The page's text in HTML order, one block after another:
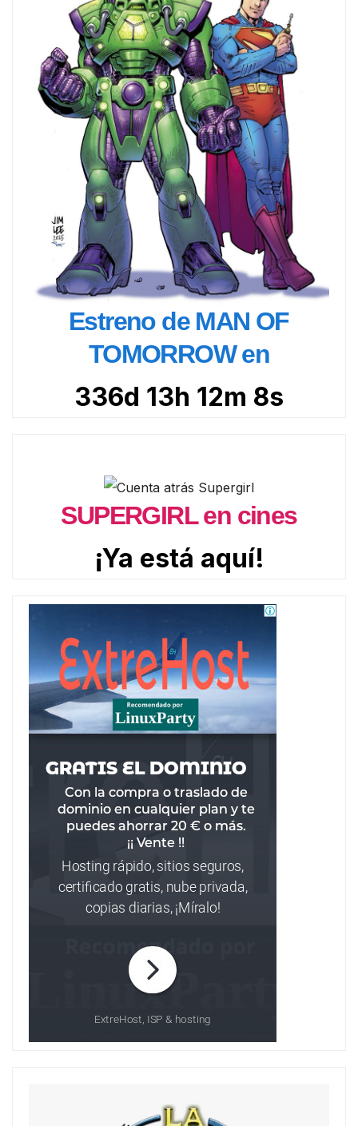
Estreno de MAN OF
TOMORROW en
336d 13h 12m 7s
SUPERGIRL en cines
¡Ya está aquí!